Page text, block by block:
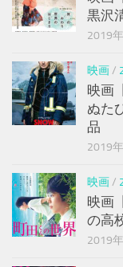
黒沢
2019
映画/
映画
ぬた
品
2019
映画/
映画
の高
2019